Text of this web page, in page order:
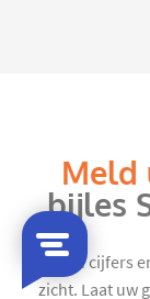
Meld
bijles
Mooie cijfers
zicht. Laat uw